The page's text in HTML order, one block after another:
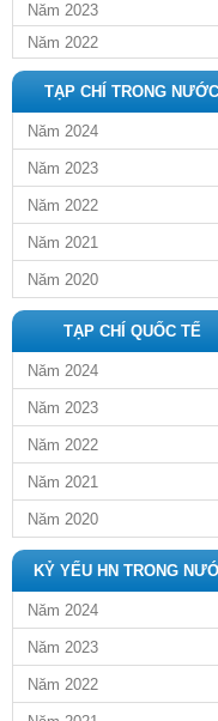
Năm 2023
Năm 2022
TẠP CHÍ TRONG NƯỚC
Năm 2024
Năm 2023
Năm 2022
Năm 2021
Năm 2020
TẠP CHÍ QUỐC TẾ
Năm 2024
Năm 2023
Năm 2022
Năm 2021
Năm 2020
KỶ YẾU HN TRONG
Năm 2024
Năm 2023
Năm 2022